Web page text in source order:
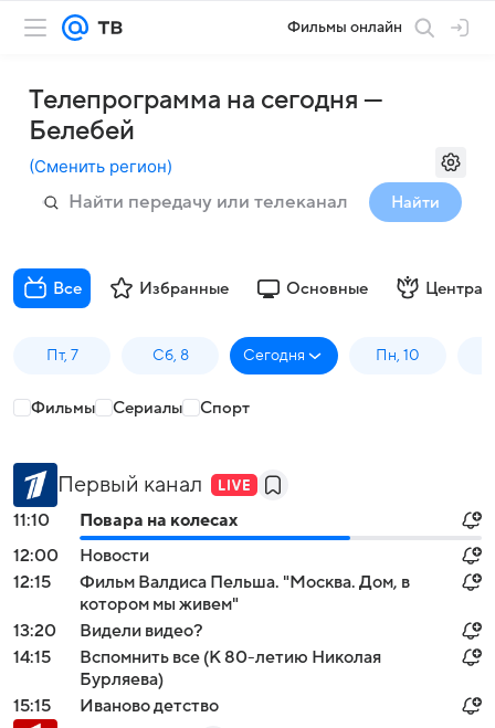
Фильмы онлайн
Телепрограмма на сегодня —
Белебей
(Сменить регион)
Найти
Все Избранные Основные
Пт, 7 Сб, 8 Сегодня Пн, 10
Фильмы Сериалы Спорт
Первый канал
11:10
Повара на колесах
12:00
Новости
12:15
Фильм Валдиса Пельша. "Москва. Дом, в
котором мы живем"
13:20
Видели видео?
14:15
Вспомнить все (К 80-летию Николая
Бурляева)
15:15
Иваново детство